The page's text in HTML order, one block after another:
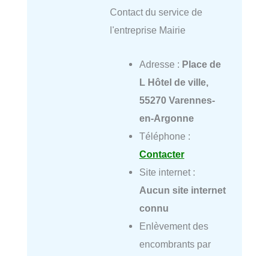
Contact du service de
l'entreprise Mairie
Adresse : Place de
L Hôtel de ville,
55270 Varennes-
en-Argonne
Téléphone :
Contacter
Site internet :
Aucun site internet
connu
Enlèvement des
encombrants par